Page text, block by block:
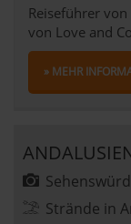
Reiseführer
von Love and
» MEHR
Strände in